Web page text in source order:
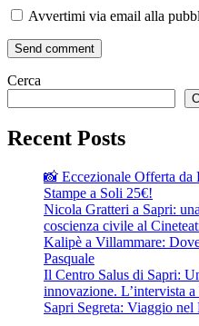
Avvertimi via email alla
Send comment
Cerca
Recent Posts
📸 Eccezionale Offerta
Stampe a Soli 25€!
Nicola Gratteri a Sapri:
coscienza civile al
Kalipè a Villammare:
Pasquale
Il Centro Salus di Sapri:
innovazione. L’intervista
Sapri Segreta: Viaggio